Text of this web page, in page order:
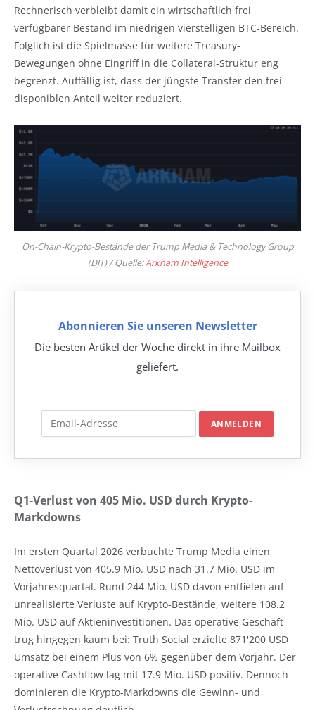
Rechnerisch verbleibt damit ein wirtschaftlich frei
verfügbarer Bestand im niedrigen vierstelligen BTC-Bereich.
Folglich ist die Spielmasse für weitere Treasury-
Bewegungen ohne Eingriff in die Collateral-Struktur eng
begrenzt. Auffällig ist, dass der jüngste Transfer den frei
disponiblen Anteil weiter reduziert.
On-Chain-Krypto-Bestände der Trump Media & Technology Group
(DJT) / Quelle:Arkham Intelligence
Abonnieren Sie unseren Newsletter
Die besten Artikel der Woche direkt in ihre Mailbox
geliefert.
Q1-Verlust von 405 Mio. USD durch Krypto-
Markdowns
Im ersten Quartal 2026 verbuchte Trump Media einen
Nettoverlust von 405.9 Mio. USD nach 31.7 Mio. USD im
Vorjahresquartal. Rund 244 Mio. USD davon entfielen auf
unrealisierte Verluste auf Krypto-Bestände, weitere 108.2
Mio. USD auf Aktieninvestitionen. Das operative Geschäft
trug hingegen kaum bei: Truth Social erzielte 871'200 USD
Umsatz bei einem Plus von 6% gegenüber dem Vorjahr. Der
operative Cashflow lag mit 17.9 Mio. USD positiv. Dennoch
dominieren die Krypto-Markdowns die Gewinn- und